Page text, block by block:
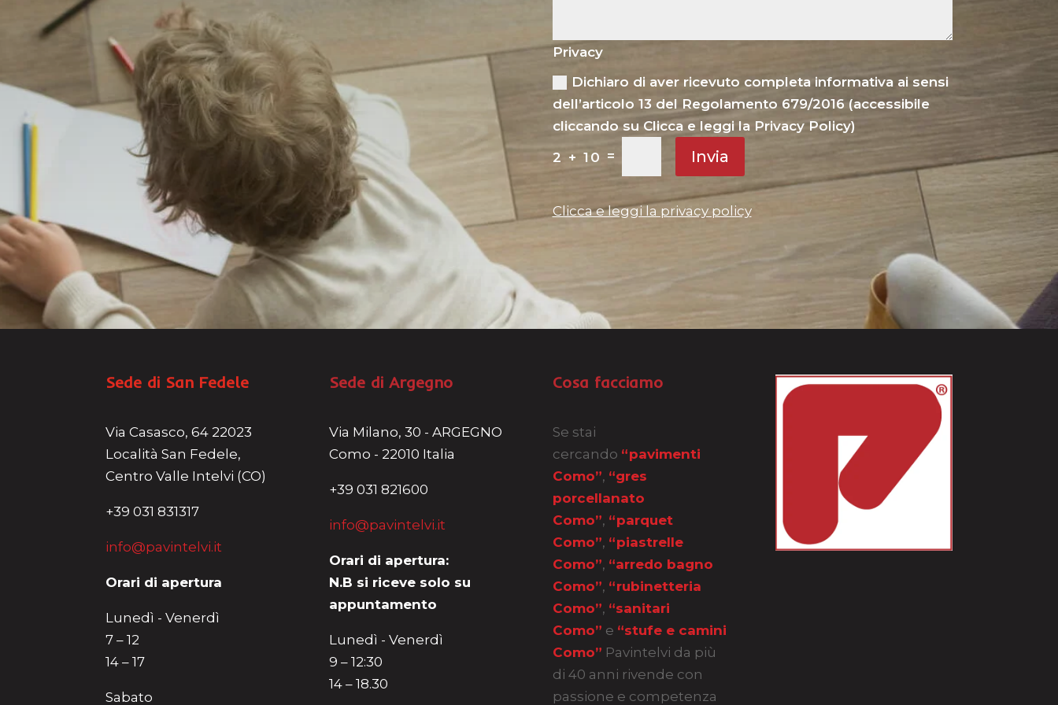
Privacy
Dichiaro di aver ricevuto completa informativa ai sensi
dell’articolo 13 del Regolamento 679/2016 (accessibile
cliccando su Clicca e leggi la Privacy Policy)
2 + 10 = Invia
Clicca e leggi la privacy policy
Sede di San Fedele
Via Casasco, 64 22023
Località San Fedele,
Centro Valle Intelvi (CO)
+39 031 831317
info@pavintelvi.it
Orari di apertura
Lunedì - Venerdì
7 – 12
14 – 17
Sabato
Sede di Argegno
Via Milano, 30 - ARGEGNO
Como - 22010 Italia
+39 031 821600
info@pavintelvi.it
Orari di apertura:
N.B si riceve solo su
appuntamento
Lunedì - Venerdì
9 – 12:30
14 – 18.30
Cosa facciamo
Se stai
cercando “pavimenti
Como”, “gres
porcellanato
Como”, “parquet
Como”, “piastrelle
Como”, “arredo bagno
Como”, “rubinetteria
Como”, “sanitari
Como” e “stufe e camini
Como” Pavintelvi da più
di 40 anni rivende con
passione e competenza